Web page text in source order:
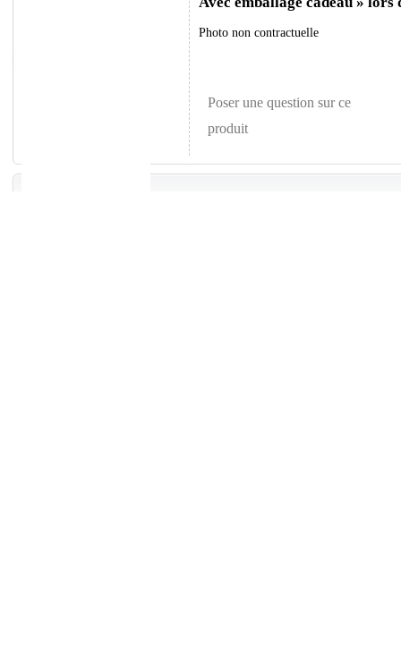
Photo non contractuelle
Poser une question sur ce
produit